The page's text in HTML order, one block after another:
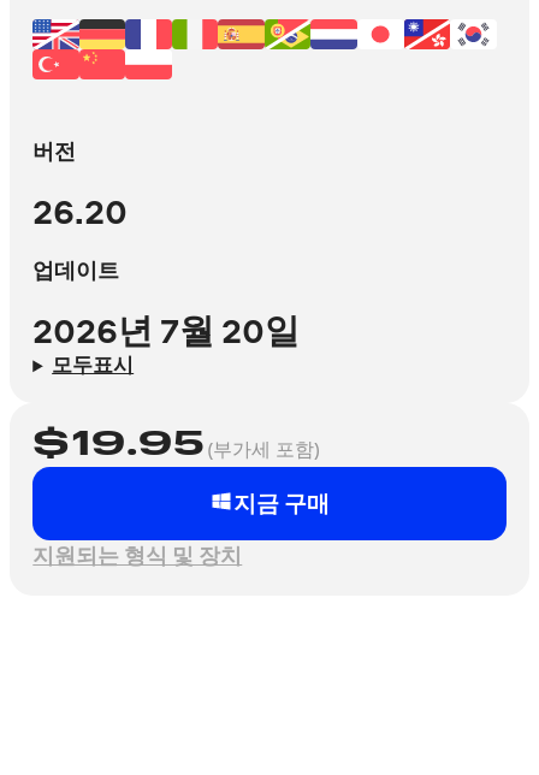
버전
26.20
업데이트
2026년 7월 20일
모두표시
지금 구매
$19.95(부가세 포함)
지원되는 형식 및 장치